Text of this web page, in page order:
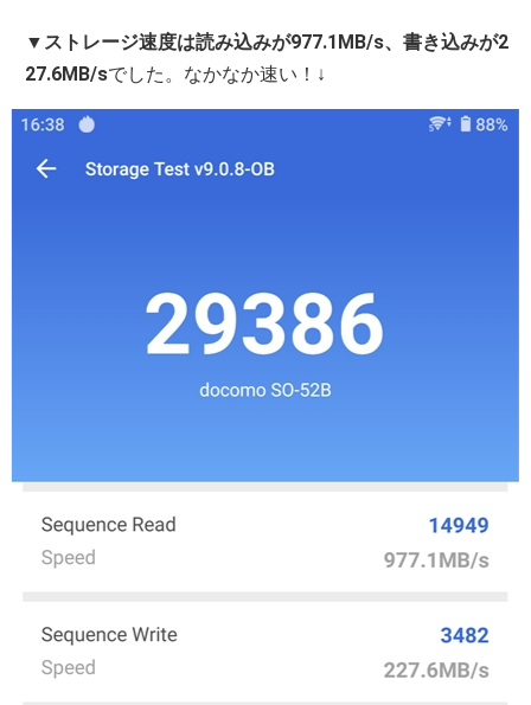
▼ ストレージ速度は読み込みが977.1MB/s、書き込みが2
27.6MB/sでした。なかなか速い！↓